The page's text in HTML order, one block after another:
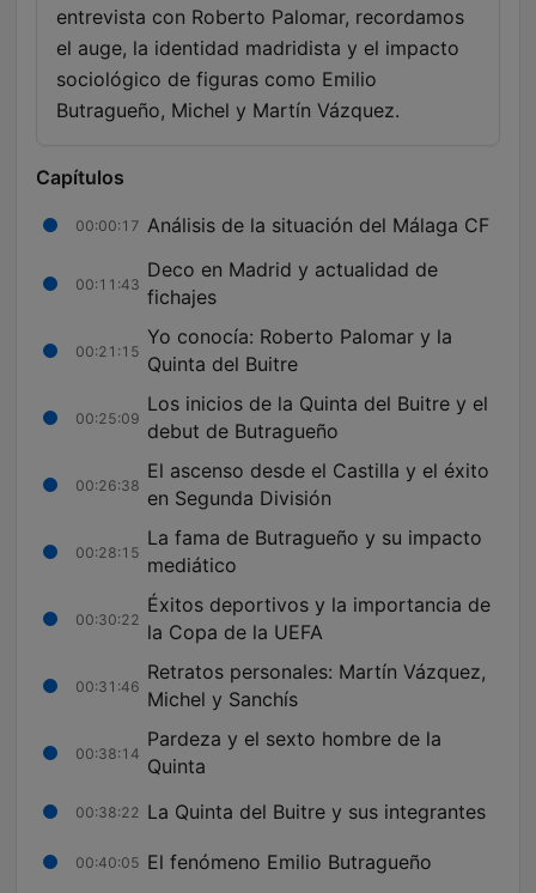
entrevista con Roberto Palomar, recordamos
el auge, la identidad madridista y el impacto
sociológico de figuras como Emilio
Butragueño, Michel y Martín Vázquez.
Capítulos
00:00:17 Análisis de la situación del Málaga CF
00:11:43
Deco en Madrid y actualidad de
fichajes
00:21:15
Yo conocía: Roberto Palomar y la
Quinta del Buitre
00:25:09
Los inicios de la Quinta del Buitre y el
debut de Butragueño
00:26:38
El ascenso desde el Castilla y el éxito
en Segunda División
00:28:15
La fama de Butragueño y su impacto
mediático
00:30:22
Éxitos deportivos y la importancia de
la Copa de la UEFA
00:31:46
Retratos personales: Martín Vázquez,
Michel y Sanchís
00:38:14
Pardeza y el sexto hombre de la
Quinta
00:38:22 La Quinta del Buitre y sus integrantes
00:40:05 El fenómeno Emilio Butragueño